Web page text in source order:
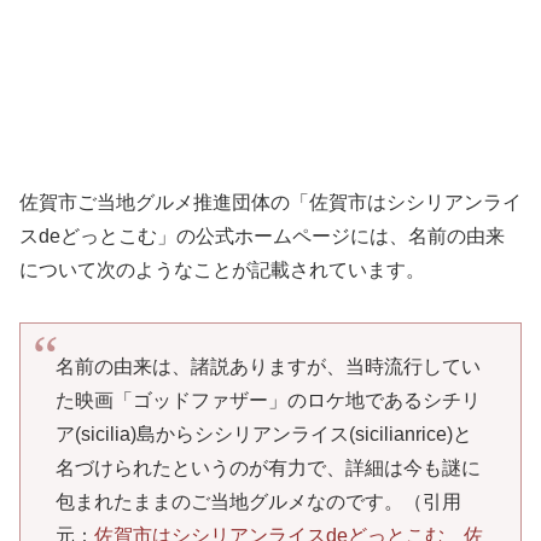
佐賀市ご当地グルメ推進団体の「佐賀市はシシリアンライ
スdeどっとこむ」の公式ホームページには、名前の由来
について次のようなことが記載されています。
名前の由来は、諸説ありますが、当時流行してい
た映画「ゴッドファザー」のロケ地であるシチリ
ア(sicilia)島からシシリアンライス(sicilianrice)と
名づけられたというのが有力で、詳細は今も謎に
包まれたままのご当地グルメなのです。（引用
元： 佐賀市はシシリアンライスdeどっとこむ 佐